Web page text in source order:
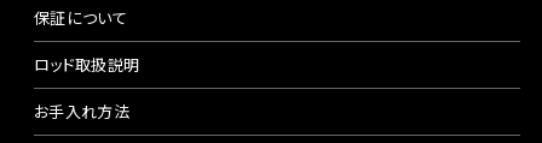
保証について
ロッド取扱説明
お手入れ方法